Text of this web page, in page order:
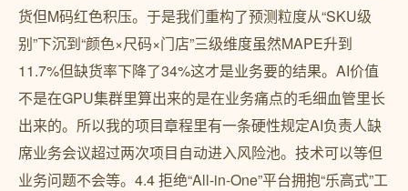
货但M码红色积压。于是我们重构了预测粒度从“SKU级
别”下沉到“颜色×尺码×门店”三级维度虽然MAPE升到
11.7%但缺货率下降了34%这才是业务要的结果。AI价值
不是在GPU集群里算出来的是在业务痛点的毛细血管里长
出来的。所以我的项目章程里有一条硬性规定AI负责人缺
席业务会议超过两次项目自动进入风险池。技术可以等但
业务问题不会等。4.4 拒绝“All-in-One”平台拥抱“乐高式”工